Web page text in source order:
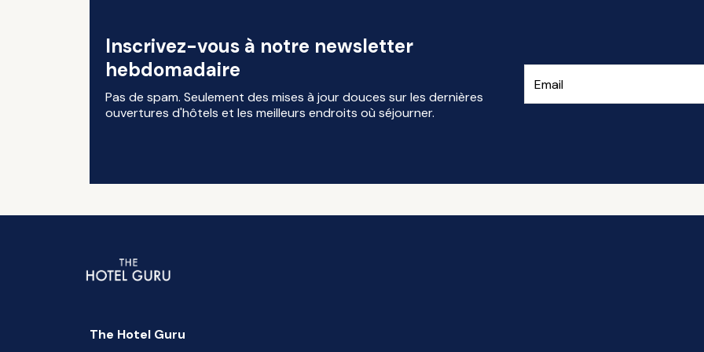
Inscrivez-vous à notre newsletter
hebdomadaire
Pas de spam. Seulement des mises à jour douces sur les dernières
ouvertures d'hôtels et les meilleurs endroits où séjourner.
The Hotel Guru